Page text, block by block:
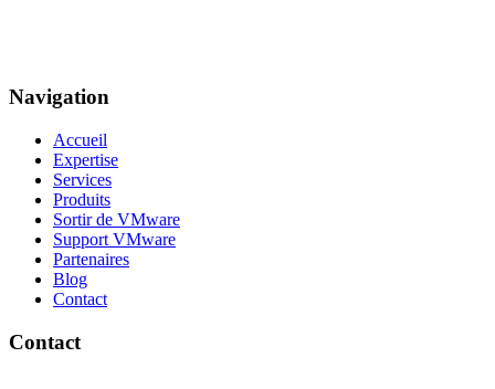
Navigation
Accueil
Expertise
Services
Produits
Sortir de VMware
Support VMware
Partenaires
Blog
Contact
Contact